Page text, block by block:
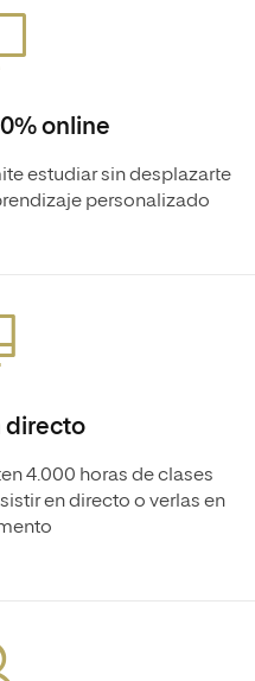
online
estudiar sin desplazarte
personalizado
directo
4.000 horas de clases
en directo o verlas en